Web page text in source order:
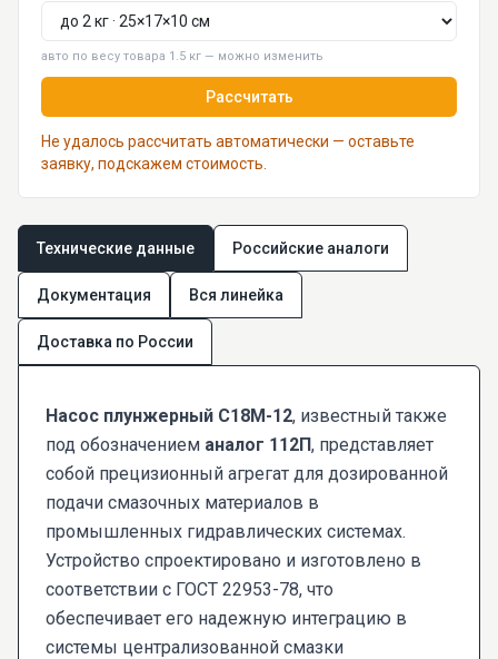
авто по весу товара 1.5 кг — можно изменить
Рассчитать
Не удалось рассчитать автоматически — оставьте
заявку, подскажем стоимость.
Технические данные Российские аналоги
Документация Вся линейка
Доставка по России
Насос плунжерный С18М-12, известный также
под обозначением аналог 112П, представляет
собой прецизионный агрегат для дозированной
подачи смазочных материалов в
промышленных гидравлических системах.
Устройство спроектировано и изготовлено в
соответствии с ГОСТ 22953-78, что
обеспечивает его надежную интеграцию в
системы централизованной смазки